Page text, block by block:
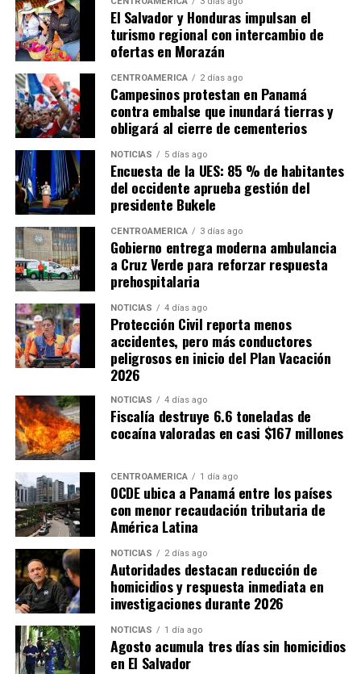
El Salvador y Honduras impulsan el
turismo regional con intercambio de
ofertas en Morazán
CENTROAMÉRICA 2 días ago
Campesinos protestan en Panamá
contra embalse que inundará tierras y
obligará al cierre de cementerios
NOTICIAS 5 días ago
Encuesta de la UES: 85 % de habitantes
del occidente aprueba gestión del
presidente Bukele
CENTROAMÉRICA 3 días ago
Gobierno entrega moderna ambulancia
a Cruz Verde para reforzar respuesta
prehospitalaria
NOTICIAS 4 días ago
Protección Civil reporta menos
accidentes, pero más conductores
peligrosos en inicio del Plan Vacación
2026
NOTICIAS 4 días ago
Fiscalía destruye 6.6 toneladas de
cocaína valoradas en casi $167 millones
CENTROAMÉRICA 1 día ago
OCDE ubica a Panamá entre los países
con menor recaudación tributaria de
América Latina
NOTICIAS 2 días ago
Autoridades destacan reducción de
homicidios y respuesta inmediata en
investigaciones durante 2026
NOTICIAS 1 día ago
Agosto acumula tres días sin homicidios
en El Salvador